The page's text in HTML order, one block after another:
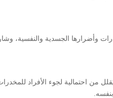
وأضرارها الجسدية والنفسية،
يُقلل من احتمالية لجوء الأفراد